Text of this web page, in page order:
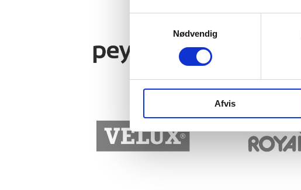
Nødvendig
Afvis